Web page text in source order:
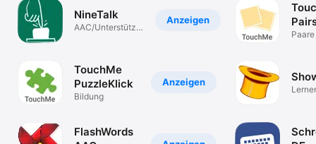
Anzeigen
NineTalk
AAC/Unterstützte
Anzeigen
TouchMe
PuzzleKlick
Bildung
FlashWords